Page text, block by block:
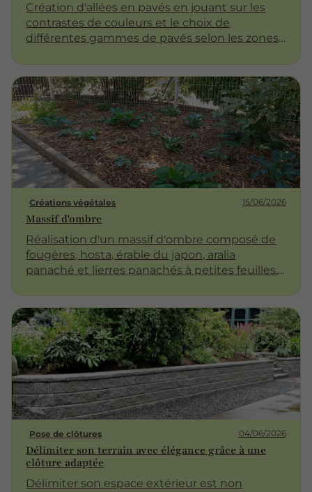
Création d'allées en pavés en jouant sur les
contrastes de couleurs et le choix de
différentes gammes de pavés selon les zones.
des allées.
Créations végétales 15/06/2026
Massif d'ombre
Réalisation d'un massif d'ombre composé de
fougères, hosta, érable du japon, aralia
panaché et lierres panachés à petites feuilles.
d'utiliser beaucoup de plantes à floraison
décoratives. Cependant, nous pouvons
apporter une autre forme d'esthétisme en
utilisant des feuillages aux couleurs et formes
variés.
Pose de clôtures 04/06/2026
Délimiter son terrain avec élégance grâce à une
clôture adaptée
Délimiter son espace extérieur est non